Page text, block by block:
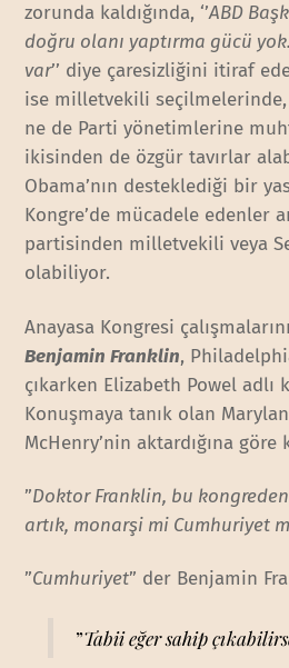
zorunda kaldığında, ‘’ABD
doğru olanı yaptırma gücü
var’’ diye çaresizliğini itiraf
ise milletvekili seçilmelerinde,
ne de Parti yönetimlerine
ikisinden de özgür tavırlar
Obama’nın desteklediği bir
Kongre’de mücadele edenler
partisinden milletvekili veya
olabiliyor.
Anayasa Kongresi
Benjamin Franklin,
çıkarken Elizabeth Powel adlı
Konuşmaya tanık olan
McHenry’nin aktardığına göre
”Doktor Franklin, bu
artık, monarşi mi Cumhuriyet
”Cumhuriyet” der Benjamin
”Tabii eğer sahip